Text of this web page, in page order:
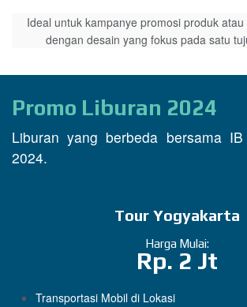
Ideal untuk kampanye promosi produk
dengan desain yang fokus pada satu
Promo Liburan 2024
Liburan yang berbeda bersama
2024.
Tour Yogyakarta
Harga Mulai:
Rp. 2 Jt
Transportasi Mobil di Lokasi